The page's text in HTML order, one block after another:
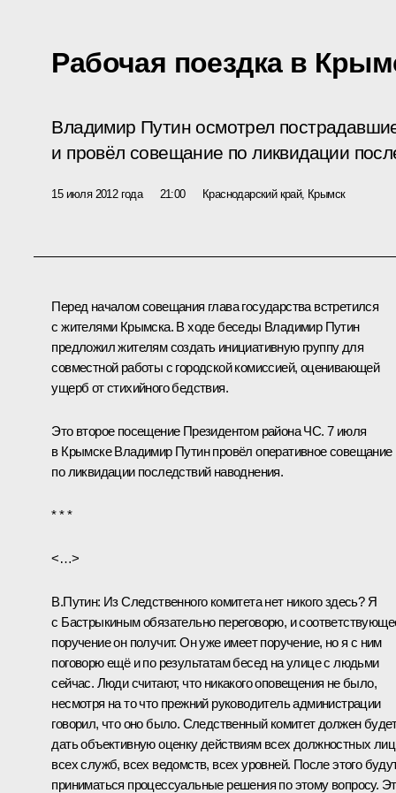
Рабочая поездка в
Владимир Путин осмотрел
и провёл совещание по ликвидации
15 июля 2012 года 21:00 Краснодарский край, Крымск
Перед началом совещания глава государства встретился
с жителями Крымска. В ходе беседы Владимир Путин
предложил жителям создать инициативную группу для
совместной работы с городской комиссией, оценивающей
ущерб от стихийного бедствия.
Это второе посещение Президентом района ЧС. 7 июля
в Крымске Владимир Путин провёл оперативноесовещание
по ликвидации последствий наводнения.
* * *
<…>
В.Путин: Из Следственного комитета нет никого здесь? Я
с Бастрыкиным обязательно переговорю, и
поручение он получит. Он уже имеет поручение, но я с ним
поговорю ещё и по результатам бесед на улице с людьми
сейчас. Люди считают, что никакого оповещения не было,
несмотря на то что прежний руководитель администрации
говорил, что оно было. Следственный комитет должен
дать объективную оценку действиям всех должностных
всех служб, всех ведомств, всех уровней. После этого
приниматься процессуальные решения по этому вопросу.